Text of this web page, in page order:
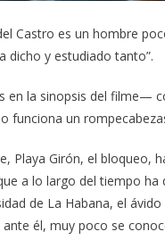
Castro es un hombre
dicho y estudiado tanto”.
en la sinopsis del filme—
funciona un
Playa Girón, el
a lo largo del tiempo
de La Habana, el
él, muy poco se